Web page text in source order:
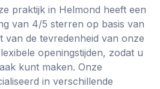
praktijk in Helmond heeft een
van 4/5 sterren op basis van
van de tevredenheid van onze
openingstijden, zodat u
kunt maken. Onze
in verschillende